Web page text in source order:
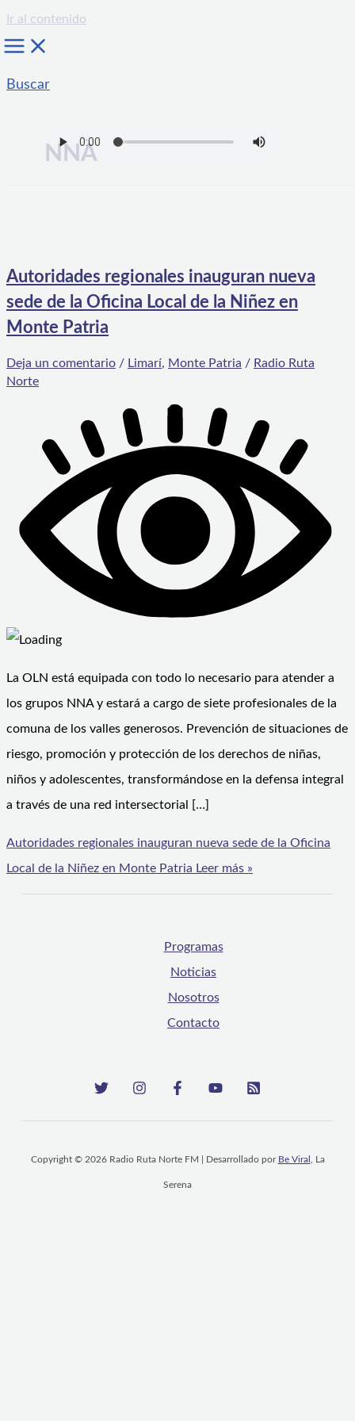
Ir al contenido
Buscar
NNA
Autoridades regionales inauguran nueva
sede de la Oficina Local de la Niñez en
Monte Patria
Deja un comentario / Limarí, Monte Patria / Radio Ruta
Norte
La OLN está equipada con todo lo necesario para atender a
los grupos NNA y estará a cargo de siete profesionales de la
comuna de los valles generosos. Prevención de situaciones de
riesgo, promoción y protección de los derechos de niñas,
niños y adolescentes, transformándose en la defensa integral
a través de una red intersectorial […]
Autoridades regionales inauguran nueva sede de la Oficina
Local de la Niñez en Monte Patria Leer más »
Programas
Noticias
Nosotros
Contacto
Copyright © 2026 Radio Ruta Norte FM | Desarrollado por Be Viral , La
Serena